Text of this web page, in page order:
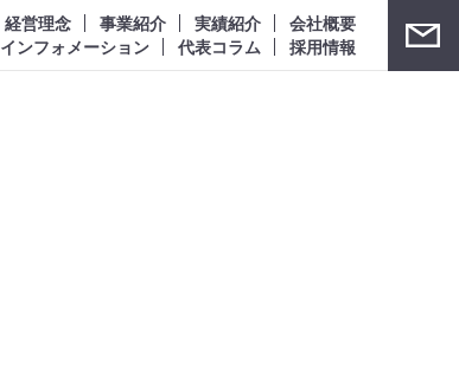
経営理念 事業紹介 実績紹介
会社概要
インフォメーション 代表コラム 採用情報